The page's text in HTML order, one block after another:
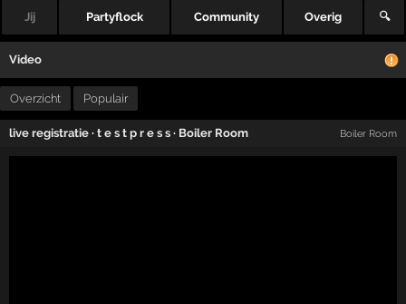
Jij Partyflock Community Overig 🔍
Video
Overzicht Populair
live registratie ·t e s t p r e s s · Boiler Room Boiler Room